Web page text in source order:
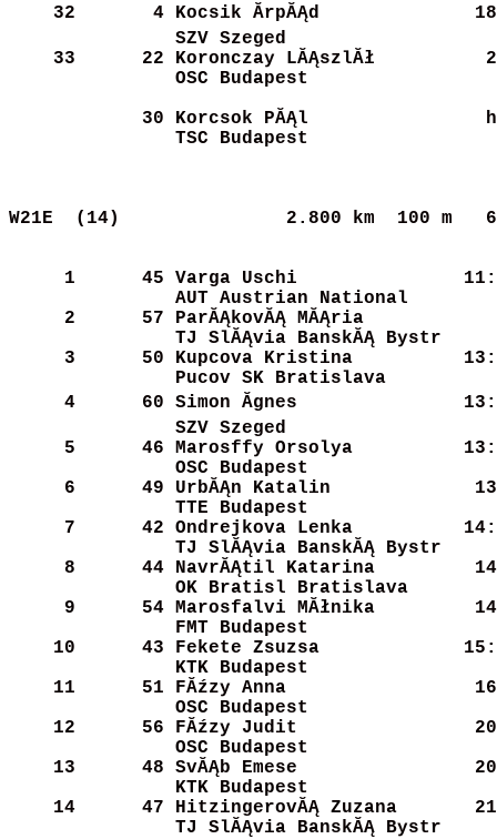
    32
      4
Kocsik ĂrpĂĄd
SZV Szeged
    33
     22
Koronczay LĂĄszlĂł
OSC Budapest
     30
Korcsok PĂĄl
TSC Budapest
W21E  (14) 2.800
     1
     45
Varga Uschi
AUT Austrian National
     2
     57
ParĂĄkovĂĄ MĂĄria
TJ SlĂĄvia BanskĂĄ Bystr
     3
     50
Kupcova Kristina
Pucov SK Bratislava
     4
     60
Simon Ăgnes
SZV Szeged
     5
     46
Marosffy Orsolya
OSC Budapest
     6
     49
UrbĂĄn Katalin
TTE Budapest
     7
     42
Ondrejkova Lenka
TJ SlĂĄvia BanskĂĄ Bystr
     8
     44
NavrĂĄtil Katarina
OK Bratisl Bratislava
     9
     54
Marosfalvi MĂłnika
FMT Budapest
    10
     43
Fekete Zsuzsa
KTK Budapest
    11
     51
FĂźzy Anna
OSC Budapest
    12
     56
FĂźzy Judit
OSC Budapest
    13
     48
SvĂĄb Emese
KTK Budapest
    14
     47
HitzingerovĂĄ Zuzana
TJ SlĂĄvia BanskĂĄ Bystr